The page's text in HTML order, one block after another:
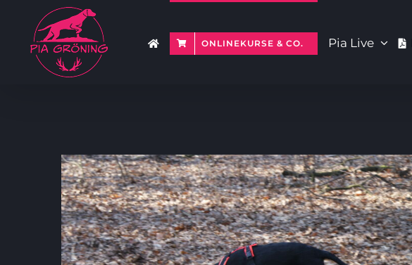
springen
ONLINEKURSE & CO. Pia Live